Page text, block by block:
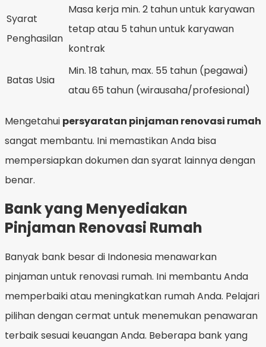
Syarat
Penghasilan
Masa kerja min. 2 tahun untuk karyawan
tetap atau 5 tahun untuk karyawan
kontrak
Batas Usia
Min. 18 tahun, max. 55 tahun (pegawai)
atau 65 tahun (wirausaha/profesional)
Mengetahui persyaratan pinjaman renovasi rumah
sangat membantu. Ini memastikan Anda bisa
mempersiapkan dokumen dan syarat lainnya dengan
benar.
Bank yang Menyediakan
Pinjaman Renovasi Rumah
Banyak bank besar di Indonesia menawarkan
pinjaman untuk renovasi rumah. Ini membantu Anda
memperbaiki atau meningkatkan rumah Anda. Pelajari
pilihan dengan cermat untuk menemukan penawaran
terbaik sesuai keuangan Anda. Beberapa bank yang